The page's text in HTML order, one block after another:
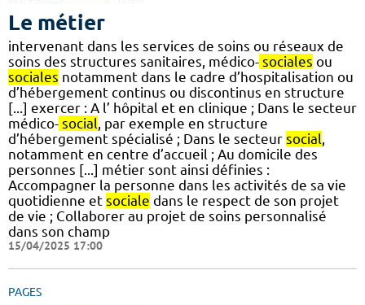
Le métier
intervenant dans les services de soins ou réseaux de
soins des structures sanitaires, médico- sociales ou
sociales notamment dans le cadre d’hospitalisation ou
d’hébergement continus ou discontinus en structure
[...] exercer : A l’ hôpital et en clinique ; Dans le secteur
médico- social, par exemple en structure
d’hébergement spécialisé ; Dans le secteur social,
notamment en centre d’accueil ; Au domicile des
personnes [...] métier sont ainsi définies :
Accompagner la personne dans les activités de sa vie
quotidienne et sociale dans le respect de son projet
de vie ; Collaborer au projet de soins personnalisé
dans son champ
15/04/2025 17:00
PAGES